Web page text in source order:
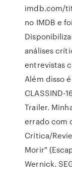
imdb.com/
no IMDB e
análises
entrevistas
Além disso
CLASSIND-
Trailer.
errado com
Crítica/
Morir"
Wernick.